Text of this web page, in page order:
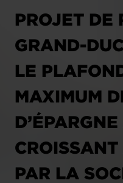
PROJET DE
GRAND-
LE
MAXIMUM
PAR LA